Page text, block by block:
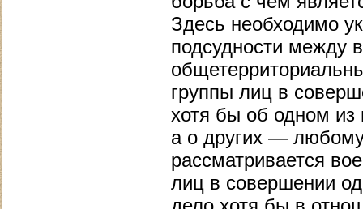
Здесь необходимо
подсудности между
группы лиц в
хотя бы об одном из
а о других — любому
рассматривается
лиц в совершении